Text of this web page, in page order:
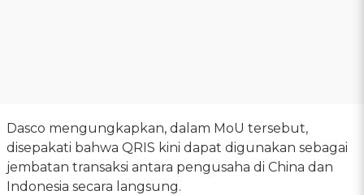
Dasco mengungkapkan, dalam MoU tersebut,
disepakati bahwa QRIS kini dapat digunakan sebagai
jembatan transaksi antara pengusaha di China dan
Indonesia secara langsung.